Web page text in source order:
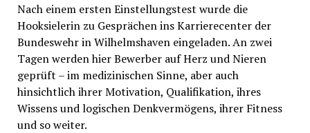
Nach einem ersten Einstellungstest wurde die
Hooksielerin zu Gesprächen ins Karrierecenter der
Bundeswehr in Wilhelmshaven eingeladen. An zwei
Tagen werden hier Bewerber auf Herz und Nieren
geprüft – im medizinischen Sinne, aber auch
hinsichtlich ihrer Motivation, Qualifikation, ihres
Wissens und logischen Denkvermögens, ihrer Fitness
und so weiter.